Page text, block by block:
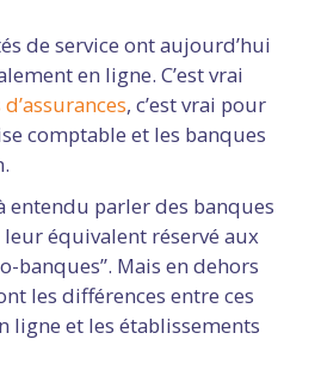
de service ont aujourd’hui
en ligne. C’est vrai
, c’est vrai pour
comptable et les banques
entendu parler des banques
équivalent réservé aux
banques”. Mais en dehors
les différences entre ces
ligne et les établissements